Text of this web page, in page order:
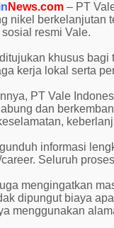
News.com – PT
nikel berkelanjutan
resmi Vale.
khusus
kerja lokal serta
PT Vale
dan
informasi
Seluruh
mengingatkan
dipungut biaya
menggunakan